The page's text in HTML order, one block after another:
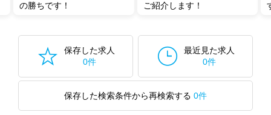
の勝ちです！
ご紹介します！
保存した求人
0件
最近見た求人
0件
保存した検索条件から再検索する 0件